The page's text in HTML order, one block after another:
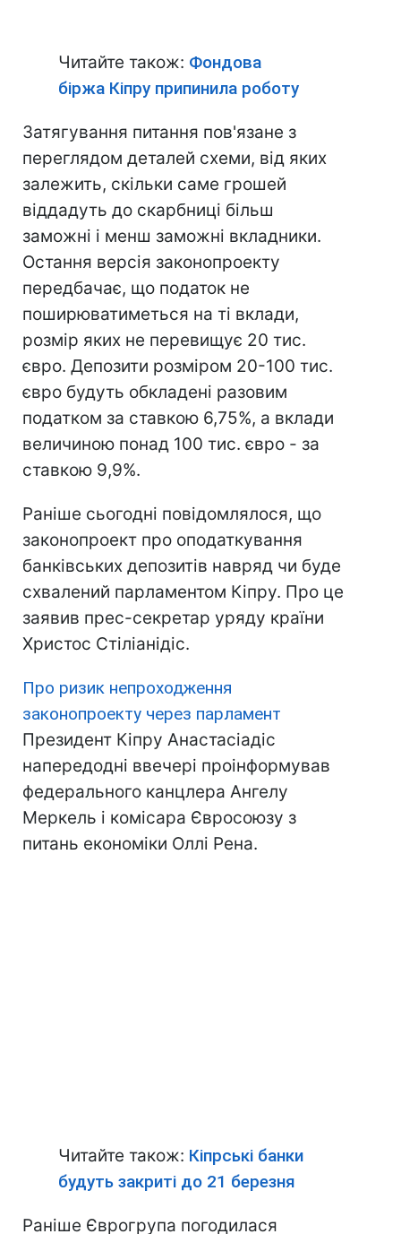
Читайте також: Фондова
біржа Кіпру припинила роботу
Затягування питання пов'язане з
переглядом деталей схеми, від яких
залежить, скільки саме грошей
віддадуть до скарбниці більш
заможні і менш заможні вкладники.
Остання версія законопроекту
передбачає, що податок не
поширюватиметься на ті вклади,
розмір яких не перевищує 20 тис.
євро. Депозити розміром 20-100 тис.
євро будуть обкладені разовим
податком за ставкою 6,75%, а вклади
величиною понад 100 тис. євро - за
ставкою 9,9%.
Раніше сьогодні повідомлялося, що
законопроект про оподаткування
банківських депозитів навряд чи буде
схвалений парламентом Кіпру. Про це
заявив прес-секретар уряду країни
Христос Стіліанідіс.
Про ризик непроходження
законопроекту через парламент
Президент Кіпру Анастасіадіс
напередодні ввечері проінформував
федерального канцлера Ангелу
Меркель і комісара Євросоюзу з
питань економіки Оллі Рена.
Читайте також: Кіпрські банки
будуть закриті до 21 березня
Раніше Єврогрупа погодилася